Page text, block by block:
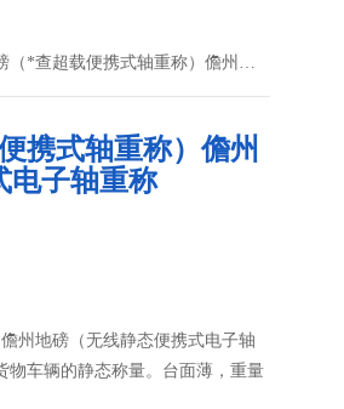
便携式轴重称）儋州地磅（无线静态便携式电子轴重称
携式轴重称）儋州
电子轴重称
州地磅（无线静态便携式电子轴
物车辆的静态称量。台面薄，重量